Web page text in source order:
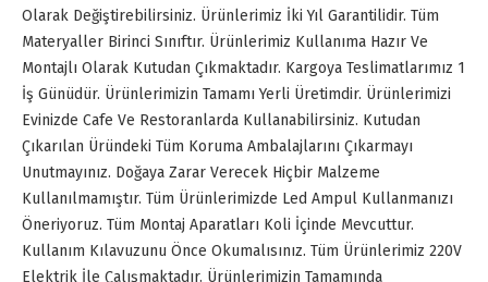
Olarak Değiştirebilirsiniz. Ürünlerimiz İki Yıl Garantilidir. Tüm
Materyaller Birinci Sınıftır. Ürünlerimiz Kullanıma Hazır Ve
Montajlı Olarak Kutudan Çıkmaktadır. Kargoya Teslimatlarımız 1
İş Günüdür. Ürünlerimizin Tamamı Yerli Üretimdir. Ürünlerimizi
Evinizde Cafe Ve Restoranlarda Kullanabilirsiniz. Kutudan
Çıkarılan Üründeki Tüm Koruma Ambalajlarını Çıkarmayı
Unutmayınız. Doğaya Zarar Verecek Hiçbir Malzeme
Kullanılmamıştır. Tüm Ürünlerimizde Led Ampul Kullanmanızı
Öneriyoruz. Tüm Montaj Aparatları Koli İçinde Mevcuttur.
Kullanım Kılavuzunu Önce Okumalısınız. Tüm Ürünlerimiz 220V
Elektrik İle Çalışmaktadır. Ürünlerimizin Tamamında